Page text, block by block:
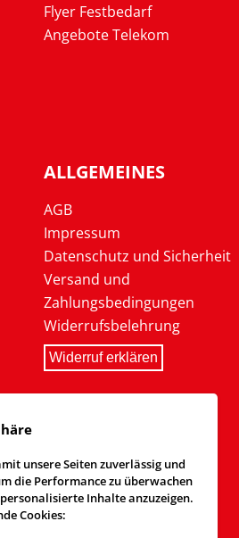
Flyer Festbedarf
Angebote Telekom
ALLGEMEINES
AGB
Impressum
Datenschutz und Sicherheit
Versand und
Zahlungsbedingungen
Widerrufsbelehrung
Widerruf erklären
unsere Seiten zuverlässig und
die Performance zu überwachen
Inhalte anzuzeigen.
Cookies: